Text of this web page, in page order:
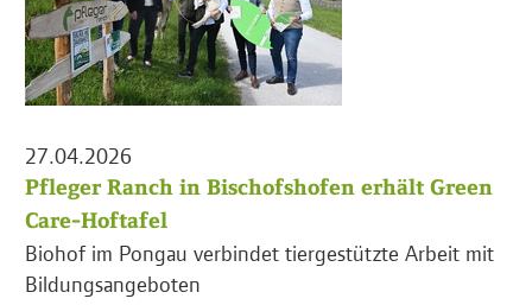
27.04.2026
Pfleger Ranch in Bischofshofen erhält Green
Care-Hoftafel
Biohof im Pongau verbindet tiergestützte Arbeit mit
Bildungsangeboten